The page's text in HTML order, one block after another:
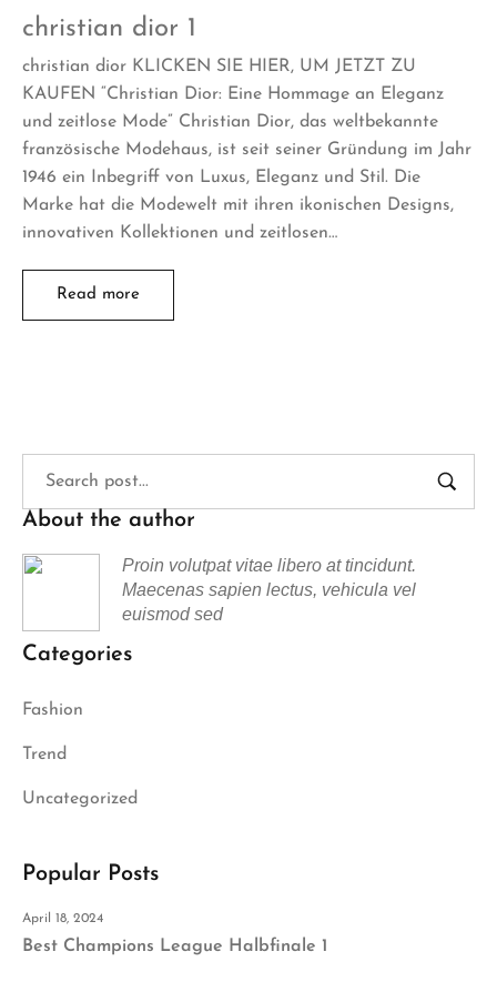
christian dior 1
christian dior KLICKEN SIE HIER, UM JETZT ZU
KAUFEN “Christian Dior: Eine Hommage an Eleganz
und zeitlose Mode” Christian Dior, das weltbekannte
französische Modehaus, ist seit seiner Gründung im Jahr
1946 ein Inbegriff von Luxus, Eleganz und Stil. Die
Marke hat die Modewelt mit ihren ikonischen Designs,
innovativen Kollektionen und zeitlosen…
Read more
About the author
Proin volutpat vitae libero at tincidunt.
Maecenas sapien lectus, vehicula vel
euismod sed
Categories
Fashion
Trend
Uncategorized
Popular Posts
April 18, 2024
Best Champions League Halbfinale 1